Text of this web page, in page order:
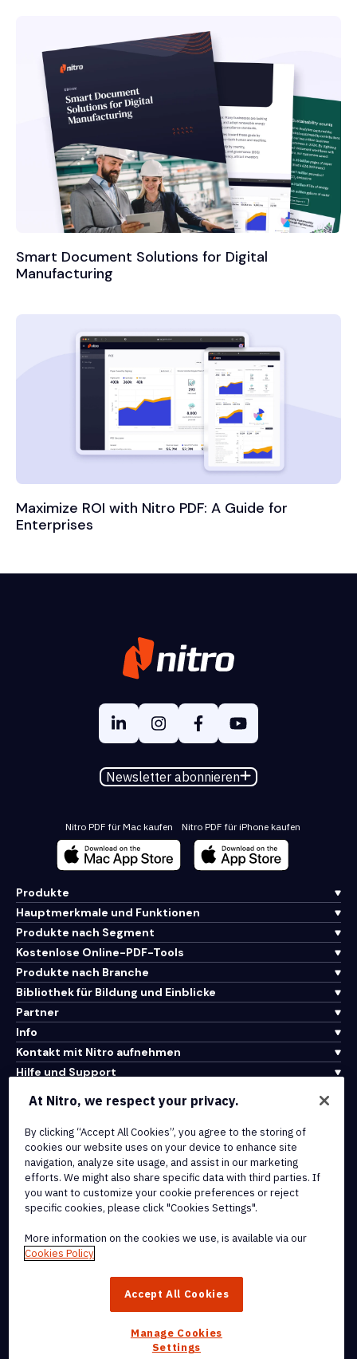
Smart Document Solutions for Digital
Manufacturing
Maximize ROI with Nitro PDF: A Guide for
Enterprises
Newsletter abonnieren
Nitro PDF für Mac kaufen Nitro PDF für iPhone kaufen
Produkte
Hauptmerkmale und Funktionen
Produkte nach Segment
Kostenlose Online-PDF-Tools
Produkte nach Branche
Bibliothek für Bildung und Einblicke
Partner
Info
Kontakt mit Nitro aufnehmen
Hilfe und Support
Nutzungsbedingungen
Cookie-Richtlinie
Copyright-Richtlinie
Alle Bedingungen und Richtlinien
Marken von Nitro Software, Inc. oder seinen verbundenen
At Nitro, we respect your privacy.
By clicking “Accept All Cookies”, you agree to the storing of
cookies our website uses on your device to enhance site
navigation, analyze site usage, and assist in our marketing
efforts. We might also share specific data with third parties. If
you want to customize your cookie preferences or reject
specific cookies, please click "Cookies Settings".
More information on the cookies we use, is available via our
Cookies Policy
Accept All Cookies
Manage Cookies
Settings